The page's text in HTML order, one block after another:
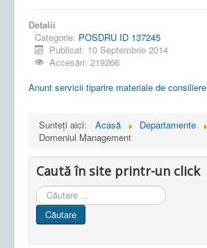
Detalii
Categorie: POSDRU ID 137245
Publicat: 10 Septembrie 2014
Accesări: 219266
Anunt servicii tiparire materiale de consiliere
Sunteți aici: Acasă
Departamente
Domeniul Management
Caută în site printr-un click
Cauta
in
site
Căutare